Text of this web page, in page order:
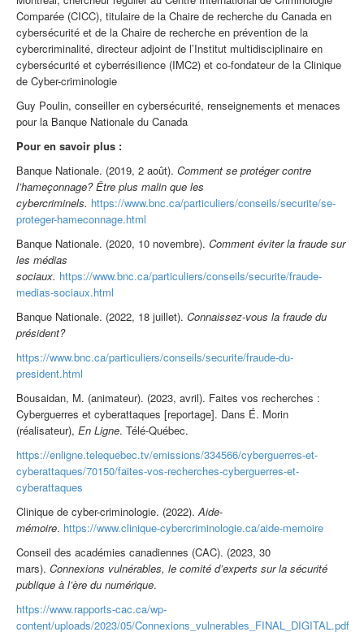
Comparée (CICC), titulaire de la Chaire de recherche du Canada en
cybersécurité et de la Chaire de recherche en prévention de la
cybercriminalité, directeur adjoint de l’Institut multidisciplinaire en
cybersécurité et cyberrésilience (IMC2) et co-fondateur de la Clinique
de Cyber-criminologie
Guy Poulin, conseiller en cybersécurité, renseignements et menaces
pour la Banque Nationale du Canada
Pour en savoir plus :
Banque Nationale. (2019, 2 août). Comment se protéger contre
l’hameçonnage? Être plus malin que les
cybercriminels. https://www.bnc.ca/particuliers/conseils/securite/se-
proteger-hameconnage.html
Banque Nationale. (2020, 10 novembre). Comment éviter la fraude sur
les médias
sociaux. https://www.bnc.ca/particuliers/conseils/securite/fraude-
medias-sociaux.html
Banque Nationale. (2022, 18 juillet). Connaissez-vous la fraude du
président?
https://www.bnc.ca/particuliers/conseils/securite/fraude-du-
president.html
Bousaidan, M. (animateur). (2023, avril). Faites vos recherches :
Cyberguerres et cyberattaques [reportage]. Dans É. Morin
(réalisateur), En Ligne. Télé-Québec.
https://enligne.telequebec.tv/emissions/334566/cyberguerres-et-
cyberattaques/70150/faites-vos-recherches-cyberguerres-et-
cyberattaques
Clinique de cyber-criminologie. (2022).Aide-
mémoire. https://www.clinique-cybercriminologie.ca/aide-memoire
Conseil des académies canadiennes (CAC). (2023, 30
mars). Connexions vulnérables, le comité d’experts sur la sécurité
publique à l’ère du numérique.
https://www.rapports-cac.ca/wp-
content/uploads/2023/05/Connexions_vulnerables_FINAL_DIGITAL.pdf